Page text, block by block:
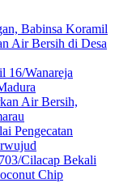
Babinsa Koramil
Air Bersih di Desa
16/Wanareja
Air Bersih,
Pengecatan
Cilacap Bekali
Chip